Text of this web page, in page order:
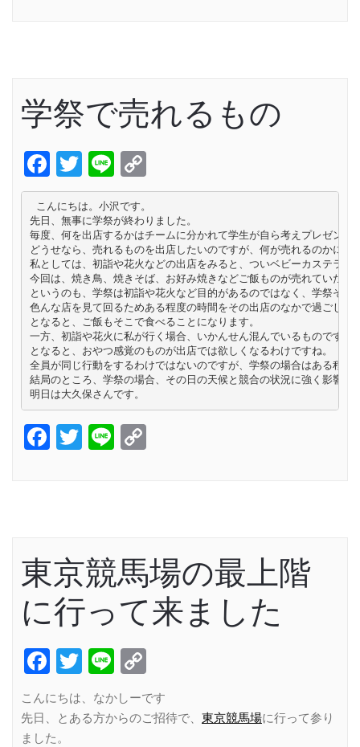
学祭で売れるもの
Facebook
Twitter
Line
Link
こんにちは。小沢です。
先日、無事に学祭が終わりました。
毎度、何を出店するかはチームに分かれて学生が自ら考えプレゼン
どうせなら、売れるものを出店したいのですが、何が売れるのかにつ
私としては、初詣や花火などの出店をみると、ついベビーカステラな
今回は、焼き鳥、焼きそば、お好み焼きなどご飯ものが売れていたよ
というのも、学祭は初詣や花火など目的があるのではなく、学祭その
色んな店を見て回るためある程度の時間をその出店のなかで過ごしま
となると、ご飯もそこで食べることになります。
一方、初詣や花火に私が行く場合、いかんせん混んでいるものです
となると、おやつ感覚のものが出店では欲しくなるわけですね。
全員が同じ行動をするわけではないのですが、学祭の場合はある程
結局のところ、学祭の場合、その日の天候と競合の状況に強く影響さ
明日は大久保さんです。
Facebook
Twitter
Line
東京競馬場の最上階
に行って来ました
Facebook
Twitter
Line
Link
こんにちは、なかしーです
先日、とある方からのご招待で、 東京競馬場に行って参り
ました。